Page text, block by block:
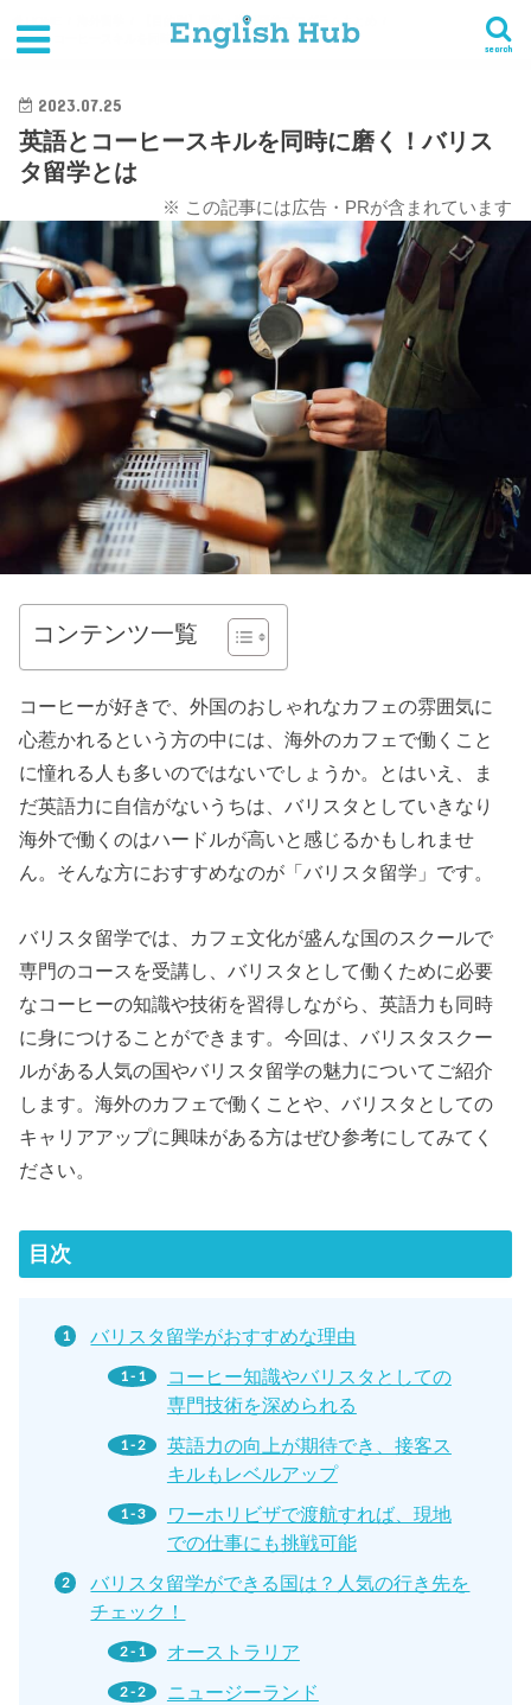
search
【目的別】留学・海外研修プログラムまとめ
英語とコーヒースキルを同時に磨く！バリスタ留学とは
2023.07.25
英語とコーヒースキルを同時に磨く！バリス
タ留学とは
※ この記事には広告・PRが含まれています
コンテンツ一覧
コーヒーが好きで、外国のおしゃれなカフェの雰囲気に
心惹かれるという方の中には、海外のカフェで働くこと
に憧れる人も多いのではないでしょうか。とはいえ、ま
だ英語力に自信がないうちは、バリスタとしていきなり
海外で働くのはハードルが高いと感じるかもしれませ
ん。そんな方におすすめなのが「バリスタ留学」です。
バリスタ留学では、カフェ文化が盛んな国のスクールで
専門のコースを受講し、バリスタとして働くために必要
なコーヒーの知識や技術を習得しながら、英語力も同時
に身につけることができます。今回は、バリスタスクー
ルがある人気の国やバリスタ留学の魅力についてご紹介
します。海外のカフェで働くことや、バリスタとしての
キャリアアップに興味がある方はぜひ参考にしてみてく
ださい。
目次
バリスタ留学がおすすめな理由
コーヒー知識やバリスタとしての
専門技術を深められる
英語力の向上が期待でき、接客ス
キルもレベルアップ
ワーホリビザで渡航すれば、現地
での仕事にも挑戦可能
バリスタ留学ができる国は？人気の行き先を
チェック！
オーストラリア
ニュージーランド